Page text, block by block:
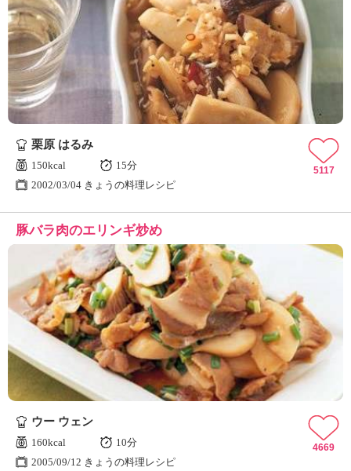
栗原 はるみ
150kcal
15分
2002/03/04 きょうの料理レシピ
5117
豚バラ肉のエリンギ炒め
ウー ウェン
160kcal
10分
2005/09/12 きょうの料理レシピ
4669